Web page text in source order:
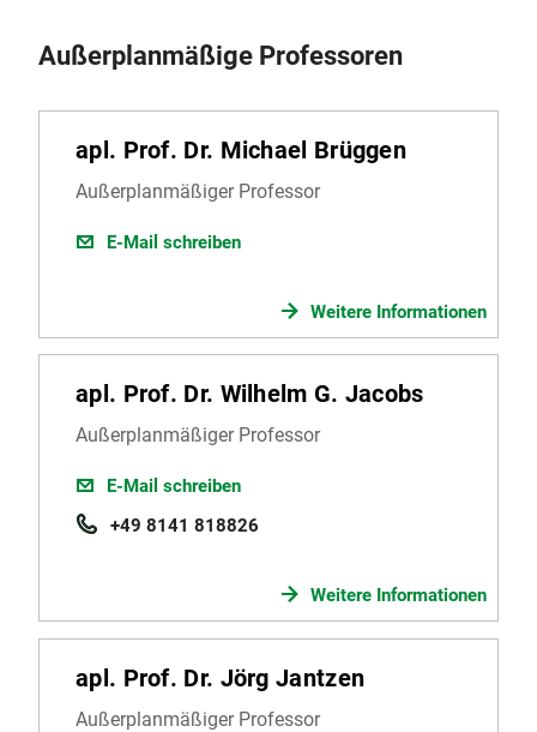
Außerplanmäßige Professoren
apl. Prof. Dr. Michael Brüggen
Außerplanmäßiger Professor
E-Mail schreiben
Weitere Informationen
apl. Prof. Dr. Wilhelm G. Jacobs
Außerplanmäßiger Professor
E-Mail schreiben
+49 8141 818826
Weitere Informationen
apl. Prof. Dr. Jörg Jantzen
Außerplanmäßiger Professor